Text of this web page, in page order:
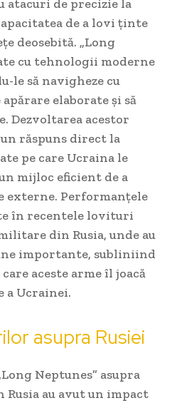
de precizie la
de a lovi ținte
deosebită. „Long
cu tehnologii moderne
le să navigheze cu
elaborate și să
Dezvoltarea acestor
răspuns direct la
pe care Ucraina le
mijloc eficient de a
externe. Performanțele
în recentele lovituri
din Rusia, unde au
importante, subliniind
aceste arme îl joacă
a Ucrainei.
asupra Rusiei
Neptunes” asupra
au avut un impact